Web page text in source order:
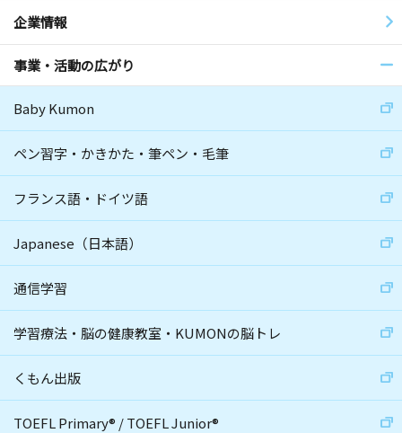
企業情報
事業・活動の広がり
Baby Kumon
ペン習字・かきかた・筆ペン・毛筆
フランス語・ドイツ語
Japanese（日本語）
通信学習
学習療法・脳の健康教室・KUMONの脳トレ
くもん出版
TOEFL Primary® /TOEFL Junior®